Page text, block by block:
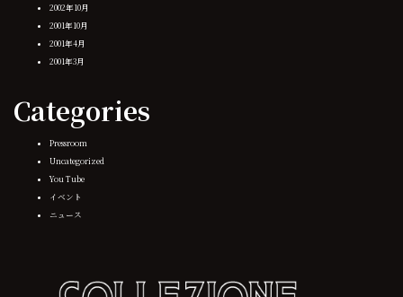
2002年10月
2001年10月
2001年4月
2001年3月
Categories
Pressroom
Uncategorized
You Tube
イベント
ニュース